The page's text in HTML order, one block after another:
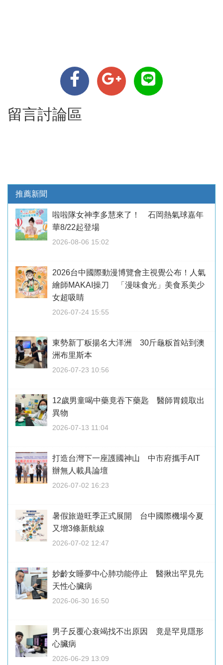
留言討論區
推薦新聞
啦啦隊女神李多慧來了！ 石岡熱氣球嘉年
華8/22起登場
2026-08-06 15:02
2026台中國際動漫博覽會主視覺公布！人氣
繪師MAKAI操刀 「漫味食光」美食系美少
女超吸睛
2026-07-24 15:55
東勢新丁粄揚名大洋洲 30斤龜粄首站到澳
洲布里斯本
2026-07-23 10:56
12歲男童喝中藥竟吞下藥匙 醫師胃鏡取出
異物
2026-07-13 11:04
打造台灣下一座護國神山 中市府攜手AIT
辦無人載具論壇
2026-07-02 16:23
暑假旅遊旺季正式展開 台中國際機場今夏
又增3條新航線
2026-07-02 12:47
妙齡女睡夢中心肺功能停止 醫揪出罕見先
天性心臟病
2026-06-30 16:50
男子反覆心衰竭找不出原因 竟是罕見隱形
心臟病
2026-06-29 13:09